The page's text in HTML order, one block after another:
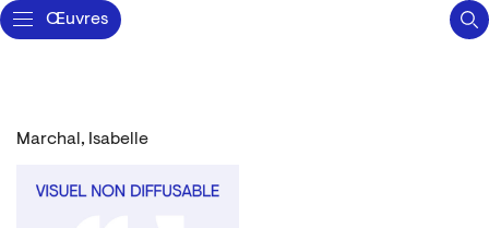
Œuvres
Marchal, Isabelle